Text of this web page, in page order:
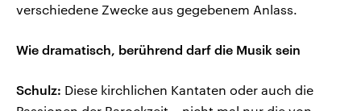
verschiedene Zwecke aus gegebenem Anlass.
Wie dramatisch, berührend darf die Musik sein
Schulz: Diese kirchlichen Kantaten oder auch die